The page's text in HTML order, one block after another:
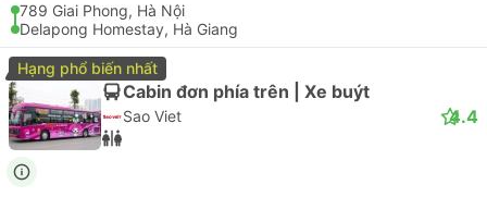
789 Giai Phong, Hà Nội
Delapong Homestay, Hà Giang
Hạng phổ biến nhất
Cabin đơn phía trên | Xe buýt
Sao Viet 4.4